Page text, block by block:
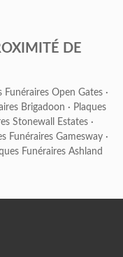
DE
Funéraires Open Gates ·
Brigadoon · Plaques
Stonewall Estates ·
Funéraires Gamesway ·
Funéraires Ashland